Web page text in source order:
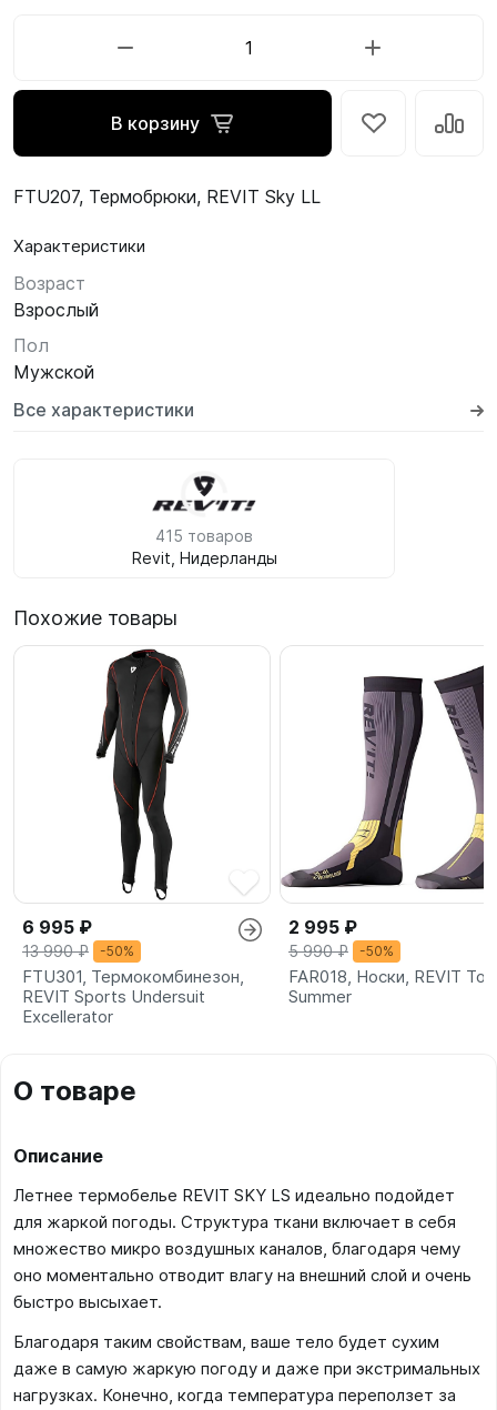
В корзину
FTU207, Термобрюки, REVIT Sky LL
Характеристики
Возраст
Взрослый
Пол
Мужской
Все характеристики
415 товаров
Revit, Нидерланды
Похожие товары
6 995 ₽
13 990 ₽ -50%
FTU301, Термокомбинезон,
REVIT Sports Undersuit
Excellerator
2 995 ₽
5 990 ₽ -50%
FAR018, Носки, REVIT
Summer
О товаре
Описание
Летнее термобелье REVIT SKY LS идеально подойдет
для жаркой погоды. Структура ткани включает в себя
множество микро воздушных каналов, благодаря чему
оно моментально отводит влагу на внешний слой и очень
быстро высыхает.
Благодаря таким свойствам, ваше тело будет сухим
даже в самую жаркую погоду и даже при экстримальных
нагрузках. Конечно, когда температура переползет за